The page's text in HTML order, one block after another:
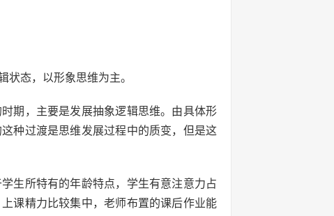
状态，以形象思维为主。
期，主要是发展抽象逻辑思维。由具体形
种过渡是思维发展过程中的质变，但是这
生所特有的年龄特点，学生有意注意力占
课精力比较集中，老师布置的课后作业能